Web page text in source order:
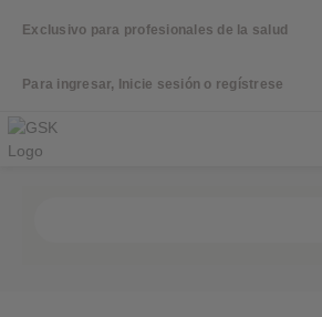
Exclusivo para profesionales de la salud
Para ingresar, Inicie sesión o regístrese